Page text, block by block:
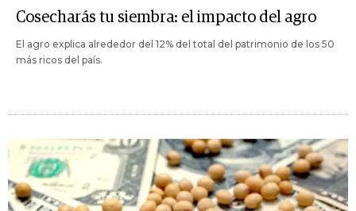
Cosecharás tu siembra: el impacto del agro
El agro explica alrededor del 12% del total del patrimonio de los 50
más ricos del país.